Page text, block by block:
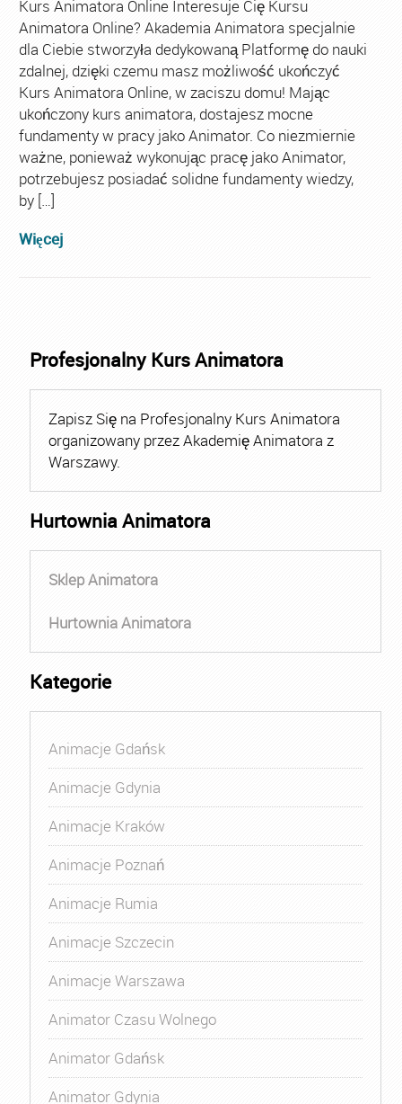
Kurs Animatora Online Interesuje Cię Kursu
Animatora Online? Akademia Animatora specjalnie
dla Ciebie stworzyła dedykowaną Platformę do nauki
zdalnej, dzięki czemu masz możliwość ukończyć
Kurs Animatora Online, w zaciszu domu! Mając
ukończony kurs animatora, dostajesz mocne
fundamenty w pracy jako Animator. Co niezmiernie
ważne, ponieważ wykonując pracę jako Animator,
potrzebujesz posiadać solidne fundamenty wiedzy,
by […]
Więcej
Profesjonalny Kurs Animatora
Zapisz Się na Profesjonalny Kurs Animatora
organizowany przez Akademię Animatora z
Warszawy.
Hurtownia Animatora
Sklep Animatora
Hurtownia Animatora
Kategorie
Animacje Gdańsk
Animacje Gdynia
Animacje Kraków
Animacje Poznań
Animacje Rumia
Animacje Szczecin
Animacje Warszawa
Animator Czasu Wolnego
Animator Gdańsk
Animator Gdynia